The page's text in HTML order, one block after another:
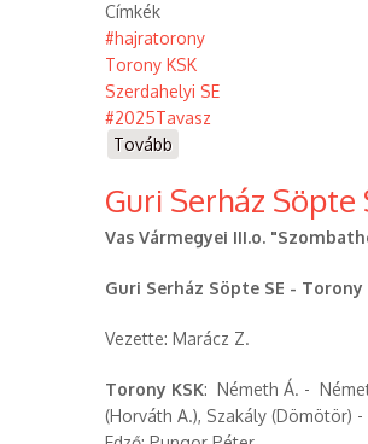
Címkék
#hajratorony
Torony KSK
Szerdahelyi SE
#2025Tavasz
Tovább
-
SE
(2025.06.08.))
Guri Serház Söpte
Vas Vármegyei III.o.
Guri Serház Söpte SE -
Vezette: Marácz Z.
Torony KSK: Németh Á. -
(Horváth A.), Szakály (Dömötör) -